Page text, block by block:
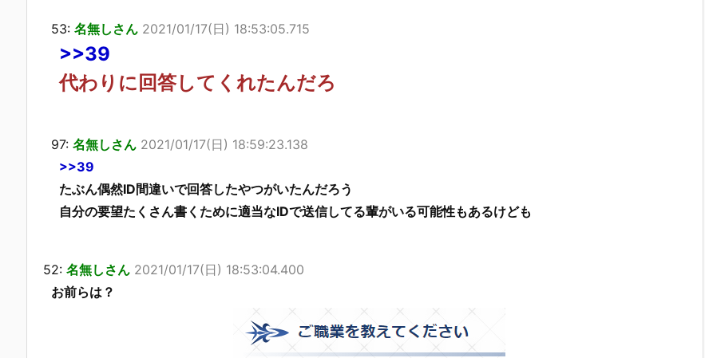
53: 名無しさん 2021/01/17(日) 18:53:05.715
>>39
代わりに回答してくれたんだろ
97: 名無しさん 2021/01/17(日) 18:59:23.138
>>39
たぶん偶然ID間違いで回答したやつがいたんだろう
自分の要望たくさん書くために適当なIDで送信してる輩がいる可能性もあるけども
52: 名無しさん 2021/01/17(日) 18:53:04.400
お前らは？